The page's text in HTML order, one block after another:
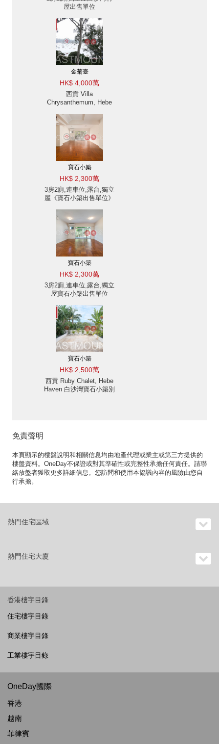
屋出售單位
金菊臺
HK$ 4,000萬
西貢 Villa
Chrysanthemum, Hebe
出售及出租-海景, 高樓底
出售單位
寶石小築
HK$ 2,300萬
3房2廁,連車位,露台,獨立
屋《寶石小築出售單位》
寶石小築
HK$ 2,300萬
3房2廁,連車位,露台,獨立
屋寶石小築出售單位
寶石小築
HK$ 2,500萬
西貢 Ruby Chalet, Hebe
Haven 白沙灣寶石小築別
免責聲明
本頁顯示的樓盤說明和相關信息均由地產代理或業主或第三方提供的
樓盤資料。OneDay不保證或對其準確性或完整性承擔任何責任。請聯
絡放盤者獲取更多詳細信息。您訪問和使用本協議內容的風險由您自
行承擔。
熱門住宅區域
熱門住宅大廈
香港樓宇目錄
住宅樓宇目錄
商業樓宇目錄
工業樓宇目錄
OneDay國際
香港
越南
菲律賓